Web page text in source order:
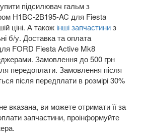
BWY, B4Y)
підсилювач гальм з
H1BC-2B195-AC для Fiesta
ціні. А також інші запчастиниз
б/у. Доставка та оплата
FORD Fiesta Active Mk8
Замовлення до 500 грн
передоплати. Замовлення після
після передплати в розмірі 30%
вказана, ви можете отримати її за
запчастини, проінформуйте